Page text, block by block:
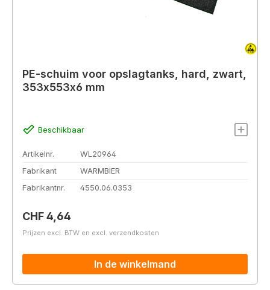
PE-schuim voor opslagtanks, hard, zwart,
353x553x6 mm
Beschikbaar
Artikelnr.
WL20964
Fabrikant
WARMBIER
Fabrikantnr.
4550.06.0353
Normale prijs:
CHF 4,64
Prijzen excl. BTW en excl. verzendkosten
In de winkelmand